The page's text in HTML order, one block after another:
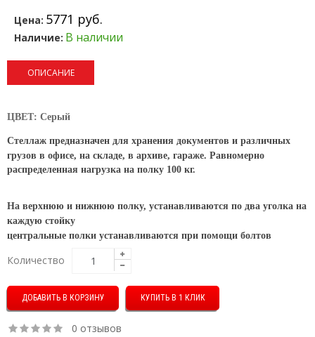
Цена: 5771 руб.
Наличие: В наличии
ОПИСАНИЕ
ЦВЕТ: Серый
Стеллаж предназначен для хранения документов и различных
грузов в офисе, на складе, в архиве, гараже. Равномерно
распределенная нагрузка на полку 100 кг.
На верхнюю и нижнюю полку, устанавливаются по два уголка на
каждую стойку
центральные полки устанавливаются при помощи болтов
Количество
КУПИТЬ В 1 КЛИК
0 отзывов